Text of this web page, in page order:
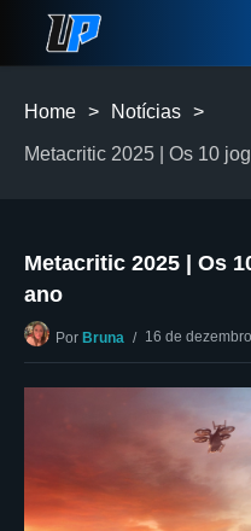
Home > Notícias >
Metacritic 2025 | Os 10
Metacritic 2025 | Os
ano
Por Bruna 16 de